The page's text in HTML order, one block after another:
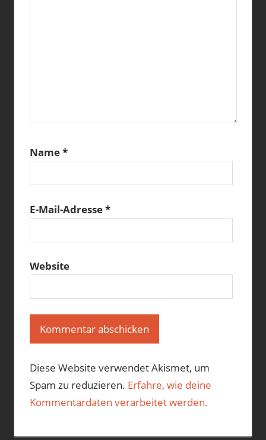
Name*
E-Mail-Adresse*
Website
Diese Website verwendet Akismet, um
Spam zu reduzieren. Erfahre, wie deine
Kommentardaten verarbeitet werden.